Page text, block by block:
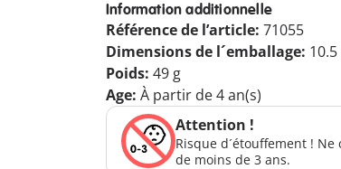
Information additionnelle
Référence de l’article: 71055
Dimensions de l´emballage:
Poids: 49 g
Age: À partir de 4 an(s)
Attention !
Risque d´étouffement !
de moins de 3 ans.